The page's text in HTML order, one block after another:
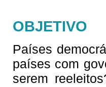
OBJETIVO
Países
países com
serem